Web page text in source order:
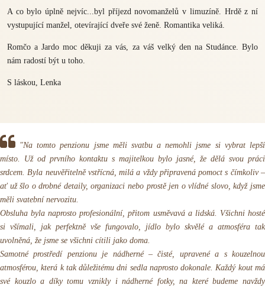
A co bylo úplně nejvíc...byl příjezd novomanželů v limuzíně. Hrdě z ní
vystupující manžel, otevírající dveře své ženě. Romantika veliká.
Romčo a Jardo moc děkuji za vás, za váš velký den na Studánce. Bylo
nám radostí být u toho.
S láskou, Lenka
"Na tomto penzionu jsme měli svatbu a nemohli jsme si vybrat lepší
místo. Už od prvního kontaktu s majitelkou bylo jasné, že dělá svou práci
srdcem. Byla neuvěřitelně vstřícná, milá a vždy připravená pomoct s čímkoliv –
ať už šlo o drobné detaily, organizaci nebo prostě jen o vlídné slovo, když jsme
měli svatební nervozitu.
Obsluha byla naprosto profesionální, přitom usměvavá a lidská. Všichni hosté
si všímali, jak perfektně vše fungovalo, jídlo bylo skvělé a atmosféra tak
uvolněná, že jsme se všichni cítili jako doma.
Samotné prostředí penzionu je nádherné – čisté, upravené a s kouzelnou
atmosférou, která k tak důležitému dni sedla naprosto dokonale. Každý kout má
své kouzlo a díky tomu vznikly i nádherné fotky, na které budeme navždy